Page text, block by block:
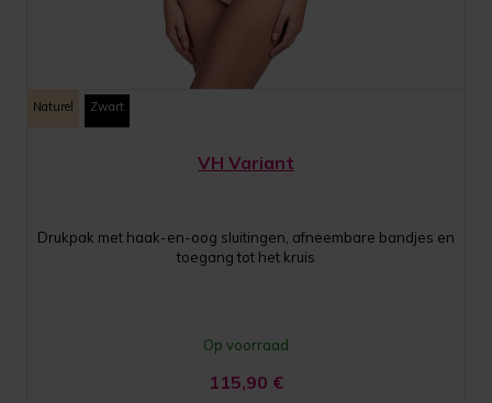
Naturel Zwart
VH Variant
Drukpak met haak-en-oog sluitingen, afneembare bandjes en
toegang tot het kruis
Op voorraad
115,90 €